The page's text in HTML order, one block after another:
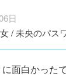
日
女/未央のパス
面白かった